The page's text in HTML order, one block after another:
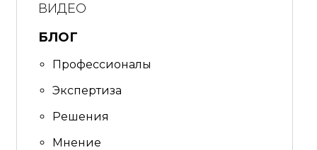
ВИДЕО
БЛОГ
Профессионалы
Экспертиза
Решения
Мнение